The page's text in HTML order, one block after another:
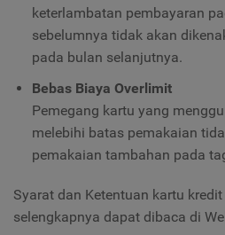
keterlambatan pembayaran
sebelumnya tidak akan
pada bulan selanjutnya.
Bebas Biaya Overlimit
Pemegang kartu yang
melebihi batas pemakaian
pemakaian tambahan pada
Syarat dan Ketentuan kartu
selengkapnya dapat dibaca di